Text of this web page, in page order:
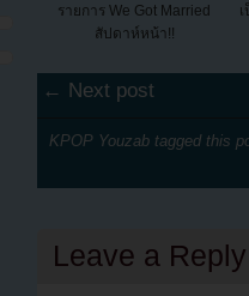
รายการ We Got Married
สัปดาห์หน้า!!
← Next post
KPOP Youzab tagged this
Leave a Reply